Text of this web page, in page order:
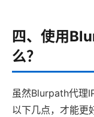
四、使用
么？
虽然Blurpath代理
以下几点，才能更